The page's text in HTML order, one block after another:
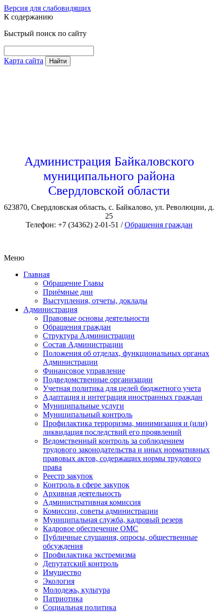
Версия для слабовидящих
К содержанию
Быстрый поиск по сайту
Карта сайта Найти
Администрация Байкаловского
муниципального района
Свердловской области
623870, Свердловская область, с. Байкалово, ул. Революции, д.
25
Телефон: +7 (34362) 2-01-51 /Обращения граждан
Меню
Главная
Обращение Главы
Приёмные дни
Выступления, отчеты, доклады
Администрация
Правовые основы деятельности
Обращения граждан
Структура Администрации
Состав Администрации
Положения об отделах, функциональных органах
Администрации
Финансовое управление
Подведомственные организации
Учетная политика для целей бюджетного учета
Адаптация и интеграция иностранных граждан
Муниципальные услуги
Муниципальный контроль
Профилактика терроризма, минимизация и (или)
ликвидация последствий его проявлений
Ведомственный контроль за соблюдением
трудового законодательства и иных нормативных
правовых актов, содержащих нормы трудового
права
Реестр закупок
Контроль в сфере закупок
Архивная деятельность
Административная комиссия
Комиссии, советы администрации
Муниципальная служба, кадровый резерв
Кадровое обеспечение ОМС
Публичные слушания, опросы, общественные
обсуждения
Профилактика экстремизма
Депутатский контроль
Имущество
Экология
Молодежь, культура
Патриотика
Социальная политика